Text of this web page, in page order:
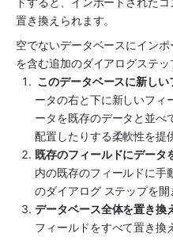
置き換えられます。
空でないデータベースにイン
を含む追加のダイアログステッ
このデータベースに新し
ータの右と下に新しいフィ
ータを既存のデータと並べ
配置したりする柔軟性を提
既存のフィールドにデータ
内の既存のフィールドに手
のダイアログ ステップを開
データベース全体を置き換
フィールドをすべて置き換